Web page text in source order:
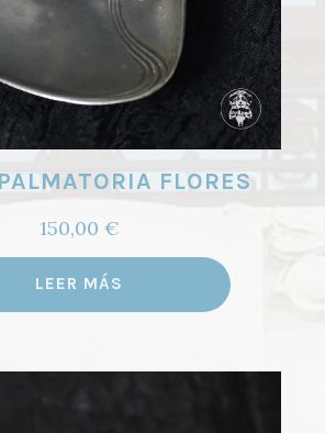
FLORES
150,00 €
LEER MÁS